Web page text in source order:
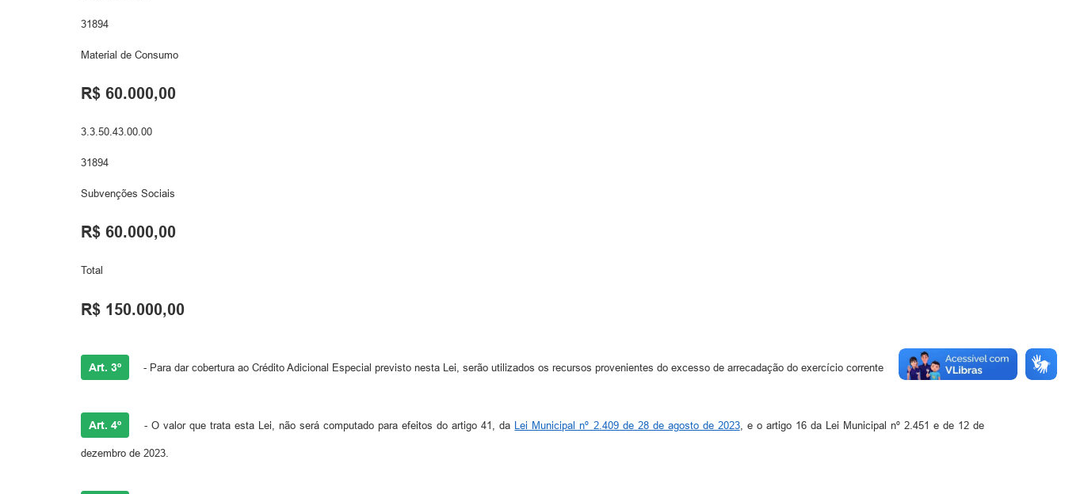
31894
Material de Consumo
R$ 60.000,00
3.3.50.43.00.00
31894
Subvenções Sociais
R$ 60.000,00
Total
R$ 150.000,00
Art. 3º - Para dar cobertura ao Crédito Adicional Especial previsto nesta Lei, serão utilizados os recursos provenientes do excesso de arrecadação do exercício corrente
Art. 4º - O valor que trata esta Lei, não será computado para efeitos do artigo 41, da Lei Municipal nº 2.409 de 28 de agosto de 2023, e o artigo 16 da Lei Municipal nº 2.451 e de 12 de
dezembro de 2023.